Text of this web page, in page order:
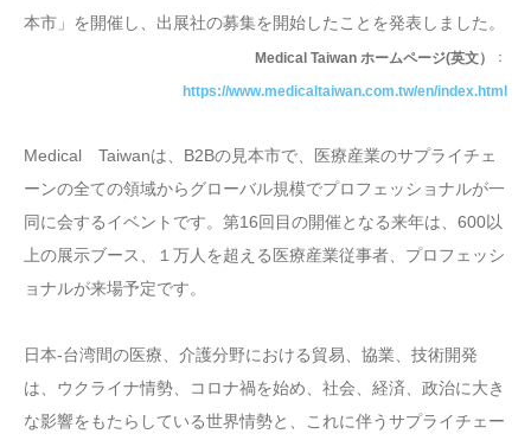
本市」を開催し、出展社の募集を開始したことを発表しました。
Medical Taiwan ホームページ(英文） ：
https://www.medicaltaiwan.com.tw/en/index.html
Medical Taiwanは、B2Bの見本市で、医療産業のサプライチェ
ーンの全ての領域からグローバル規模でプロフェッショナルが一
同に会するイベントです。第16回目の開催となる来年は、600以
上の展示ブース、１万人を超える医療産業従事者、プロフェッシ
ョナルが来場予定です。
日本-台湾間の医療、介護分野における貿易、協業、技術開発
は、ウクライナ情勢、コロナ禍を始め、社会、経済、政治に大き
な影響をもたらしている世界情勢と、これに伴うサプライチェー